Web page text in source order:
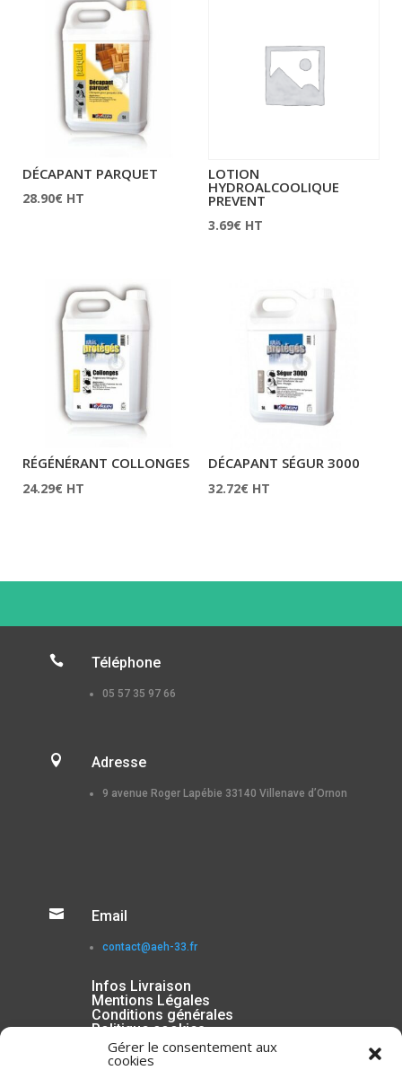
Gérer le consentement aux
cookies
DÉCAPANT PARQUET
28.90€ HT
LOTION
HYDROALCOOLIQUE
PREVENT
3.69€ HT
RÉGÉNÉRANT COLLONGES
24.29€ HT
DÉCAPANT SÉGUR 3000
32.72€ HT
 Téléphone
05 57 35 97 66
 Adresse
9 avenue Roger Lapébie 33140 Villenave d’Ornon
 Email
contact@aeh-33.fr
Infos Livraison
Mentions Légales
Conditions générales
Politique cookies